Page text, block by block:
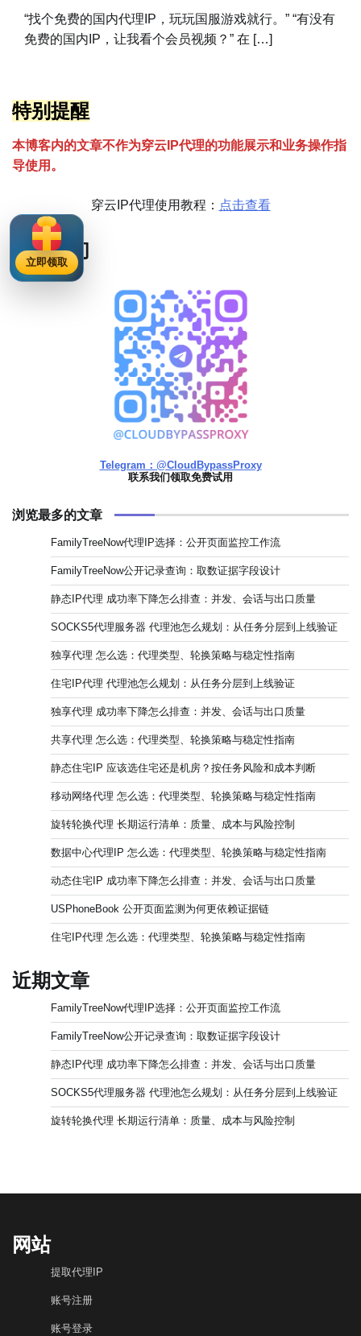
“找个免费的国内代理IP，玩玩国服游戏就行。” “有没有
免费的国内IP，让我看个会员视频？” 在 […]
特别提醒
本博客内的文章不作为穿云 P代理的功能展示和业务操作指
导使用。
穿云IP代理使用教程： 点击查看
联系我们
Telegram：@CloudBypassProxy
联系我们领取免费试用
浏览最多的文章
FamilyTreeNow代理IP选择：公开页面监控工作流
FamilyTreeNow公开记录查询：取数证据字段设计
静态IP代理 成功率下降怎么排查：并发、会话与出口质量
SOCKS5代理服务器 代理池怎么规划：从任务分层到上线验证
独享代理 怎么选：代理类型、轮换策略与稳定性指南
住宅IP代理 代理池怎么规划：从任务分层到上线验证
独享代理 成功率下降怎么排查：并发、会话与出口质量
共享代理 怎么选：代理类型、轮换策略与稳定性指南
静态住宅IP 应该选住宅还是机房？按任务风险和成本判断
移动网络代理 怎么选：代理类型、轮换策略与稳定性指南
旋转轮换代理 长期运行清单：质量、成本与风险控制
数据中心代理IP 怎么选：代理类型、轮换策略与稳定性指南
动态住宅IP 成功率下降怎么排查：并发、会话与出口质量
USPhoneBook 公开页面监测为何更依赖证据链
住宅IP代理 怎么选：代理类型、轮换策略与稳定性指南
近期文章
FamilyTreeNow代理IP选择：公开页面监控工作流
FamilyTreeNow公开记录查询：取数证据字段设计
静态IP代理 成功率下降怎么排查：并发、会话与出口质量
SOCKS5代理服务器 代理池怎么规划：从任务分层到上线验证
旋转轮换代理 长期运行清单：质量、成本与风险控制
网站
提取代理IP
账号注册
账号登录
立即领取